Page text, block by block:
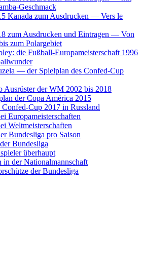
Geschmack
Kanada zum Ausdrucken — Vers le
zum Ausdrucken und Eintragen — Von
zum Polargebiet
die Fußball-Europameisterschaft 1996
— der Spielplan des Confed-Cup
Ausrüster der WM 2002 bis 2018
der Copa América 2015
Cup 2017 in Russland
Europameisterschaften
Weltmeisterschaften
Bundesliga pro Saison
Bundesliga
überhaupt
in der Nationalmannschaft
der Bundesliga